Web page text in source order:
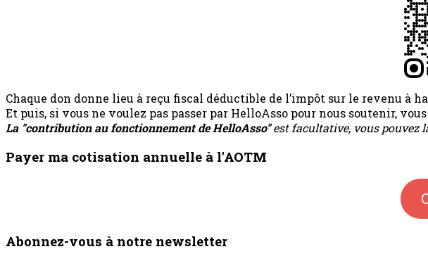
Chaque don donne lieu à reçu fiscal déductible de l’impôt sur le revenu à
Et puis, si vous ne voulez pas passer par HelloAsso pour nous soutenir,
La "contribution au fonctionnement de HelloAsso"est facultative, vous pouvez
Payer ma cotisation annuelle à l'AOTM
Abonnez-vous à notre newsletter